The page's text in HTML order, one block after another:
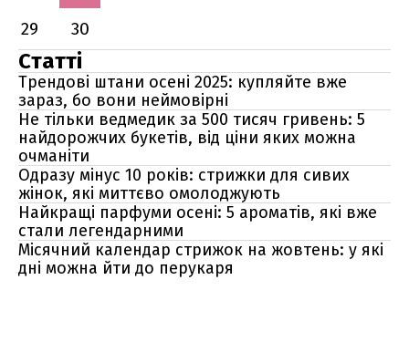
29
30
Статті
Трендові штани осені 2025: купляйте вже
зараз, бо вони неймовірні
Не тільки ведмедик за 500 тисяч гривень: 5
найдорожчих букетів, від ціни яких можна
очманіти
Одразу мінус 10 років: стрижки для сивих
жінок, які миттєво омолоджують
Найкращі парфуми осені: 5 ароматів, які вже
стали легендарними
Місячний календар стрижок на жовтень: у які
дні можна йти до перукаря